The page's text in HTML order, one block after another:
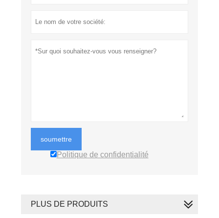
soumettre
Politique de confidentialité
PLUS DE PRODUITS